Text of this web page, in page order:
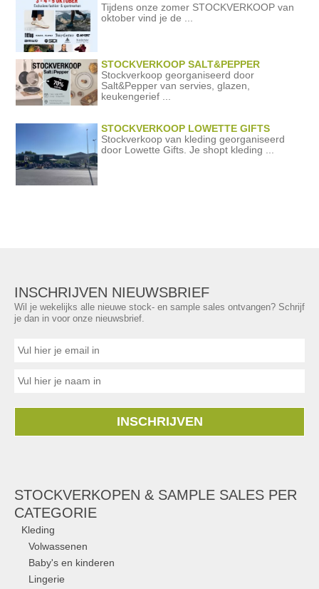
Tijdens onze zomer STOCKVERKOOP van
oktober vind je de ...
STOCKVERKOOP SALT&PEPPER
Stockverkoop georganiseerd door
Salt&Pepper van servies, glazen,
keukengerief ...
STOCKVERKOOP LOWETTE GIFTS
Stockverkoop van kleding georganiseerd
door Lowette Gifts. Je shopt kleding ...
INSCHRIJVEN NIEUWSBRIEF
Wil je wekelijks alle nieuwe stock- en sample sales ontvangen? Schrijf
je dan in voor onze nieuwsbrief.
INSCHRIJVEN
STOCKVERKOPEN & SAMPLE SALES PER
CATEGORIE
Kleding
Volwassenen
Baby's en kinderen
Lingerie